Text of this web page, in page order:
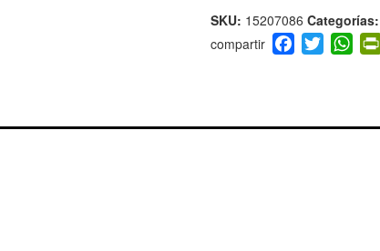
SKU: 15207086 Categorías:
F
a
b
T
wi
W
h
A